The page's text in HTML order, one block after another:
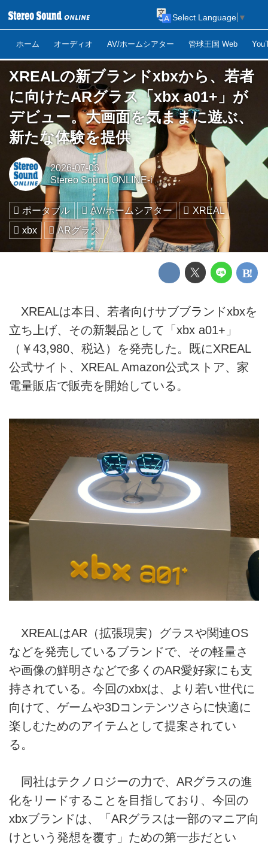
ホーム オーディオ AV/ホームシアター 管球王国 Web
Select Language ▼
XREALの新ブランドxbxから、若者
に向けたARグラス「xbx a01+」が
デビュー。大画面を気ままに遊ぶ、
新たな体験を提供
2026-07-06
Stereo Sound ONLINE-i
ポータブル AV/ホームシアター
XREAL
xbx
ARグラス
XREALは本日、若者向けサブブランドxbxを
立ち上げ、その新製品として「xbx a01+」
（￥43,980、税込）を発売した。既にXREAL
公式サイト、XREAL Amazon公式ストア、家
電量販店で販売を開始している。
XREALはAR（拡張現実）グラスや関連OS
などを発売しているブランドで、その軽量さ
や画像の鮮明さなどで多くのAR愛好家にも支
持されている。今回のxbxは、より若い世代に
向けて、ゲームや3Dコンテンツさらに快適に
楽しむためのアイテムとして提案されてい
る。
同社はテクノロジーの力で、ARグラスの進
化をリードすることを目指しており、今回の
xbxブランドは、「ARグラスは一部のマニア向
けという発想を覆す」ための第一歩だとい